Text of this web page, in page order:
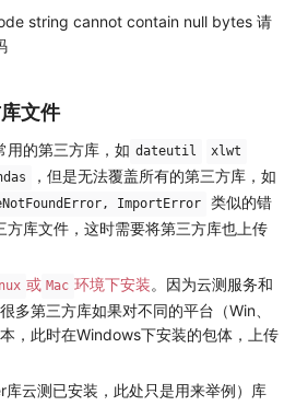
string cannot contain null bytes 请
文件
用的第三方库，如 dateutil
xlwt
，但是无法覆盖所有的第三方库，如
ImportError
类似的错
方库文件，这时需要将第三方库也上传
或 Mac 环境下安装。因为云测服务和
多第三方库如果对不同的平台（Win、
，此时在Windows下安装的包体，上传
库云测已安装，此处只是用来举例）库